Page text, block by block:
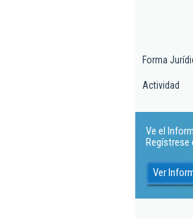
Forma
Actividad
Ve el
Regístrese
Ver